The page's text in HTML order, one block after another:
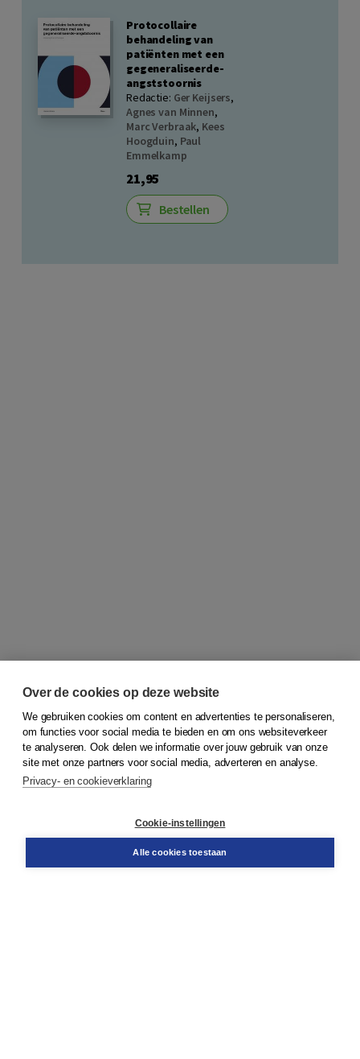
Protocollaire
behandeling van
patiënten met een
gegeneraliseerde-
angststoornis
Redactie: Ger Keijsers,
Agnes van Minnen,
Marc Verbraak, Kees
Hoogduin, Paul
Emmelkamp
21,95
Bestellen
© 2026Koninklijke Boom uitgevers
Bestellen
Over de cookies op deze website
We gebruiken cookies om content en advertenties te personaliseren,
om functies voor social media te bieden en om ons websiteverkeer
te analyseren. Ook delen we informatie over jouw gebruik van onze
site met onze partners voor social media, adverteren en analyse.
Privacy- en cookieverklaring
Cookie-instellingen
Alle cookies toestaan